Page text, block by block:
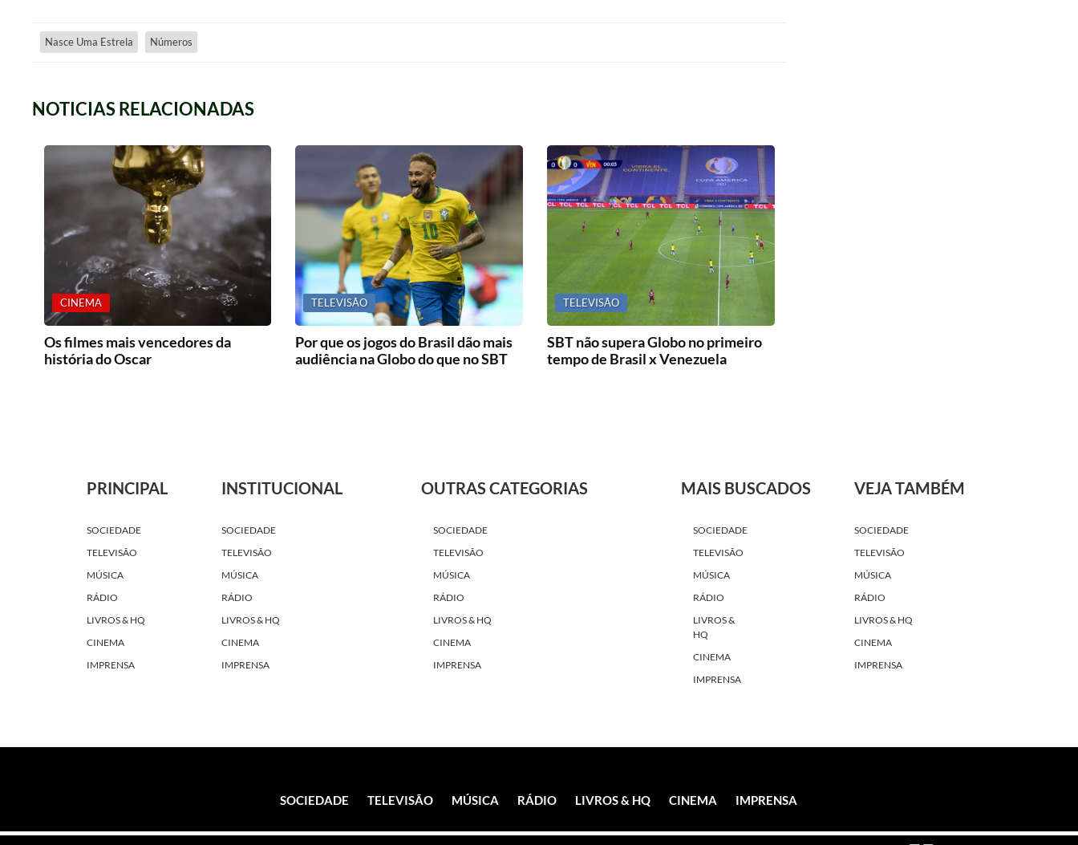
Nasce Uma Estrela Números
NOTICIAS RELACIONADAS
CINEMA
Os filmes mais vencedores da
história do Oscar
TELEVISÃO
Por que os jogos do Brasil dão mais
audiência na Globo do que no SBT
TELEVISÃO
SBT não supera Globo no primeiro
tempo de Brasil x Venezuela
PRINCIPAL
SOCIEDADE
TELEVISÃO
MÚSICA
RÁDIO
LIVROS & HQ
CINEMA
IMPRENSA
INSTITUCIONAL
SOCIEDADE
TELEVISÃO
MÚSICA
RÁDIO
LIVROS & HQ
CINEMA
IMPRENSA
OUTRAS CATEGORIAS
SOCIEDADE
TELEVISÃO
MÚSICA
RÁDIO
LIVROS & HQ
CINEMA
IMPRENSA
MAIS BUSCADOS
SOCIEDADE
TELEVISÃO
MÚSICA
RÁDIO
LIVROS &
HQ
CINEMA
IMPRENSA
VEJA TAMBÉM
SOCIEDADE
TELEVISÃO
MÚSICA
RÁDIO
LIVROS & HQ
CINEMA
IMPRENSA
SOCIEDADE TELEVISÃO MÚSICA RÁDIO LIVROS & HQ CINEMA IMPRENSA